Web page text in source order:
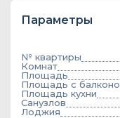
Параметры
№ квартиры
Комнат
Площадь
Площадь с
Площадь кухни
Санузлов
Лоджия